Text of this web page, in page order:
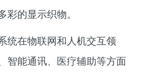
彩的显示织物。
统在物联网和人机交互领
智能通讯、医疗辅助等方面